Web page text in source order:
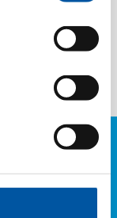
interne
?
3661